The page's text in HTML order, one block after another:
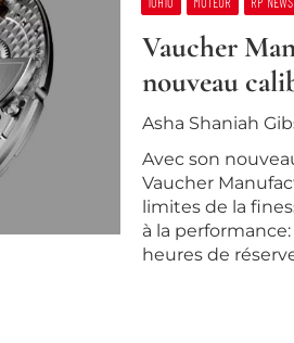
Vaucher
nouveau
Asha Shaniah
Avec son
Vaucher
limites de la
à la
heures de